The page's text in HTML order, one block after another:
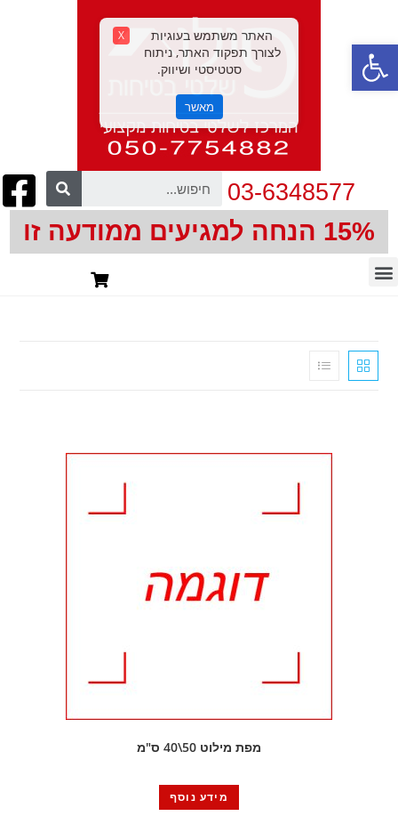
פתח סרגל נגישות
03-6348577
15% הנחה למגיעים ממודעה זו
מפת מילוט 50\40 ס"מ
מידע נוסף
X
האתר משתמש בעוגיות
לצורך תפקוד האתר, ניתוח
סטטיסטי ושיווק.
מאשר